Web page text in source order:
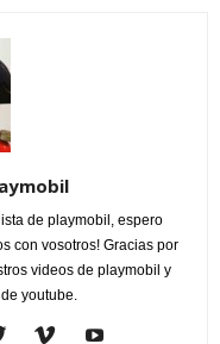
de playmobil, espero
con vosotros! Gracias por
videos de playmobil y
youtube.